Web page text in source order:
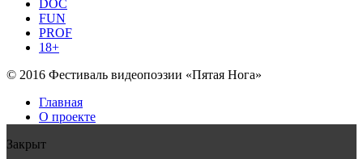
DOC
FUN
PROF
18+
© 2016 Фестиваль видеопоэзии «Пятая Нога»
Главная
О проекте
Закрыт